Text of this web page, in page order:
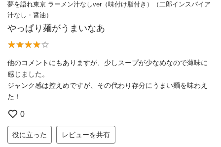
夢を語れ東京 ラーメン汁なしver（味付け脂付き）（二郎インスパイア
汁なし・醤油）
やっぱり麺がうまいなあ
他のコメントにもありますが、少しスープが少なめなので薄味に
感じました。
ジャンク感は控えめですが、その代わり存分にうまい麺を味わえ
た！
0
役に立った レビューを共有